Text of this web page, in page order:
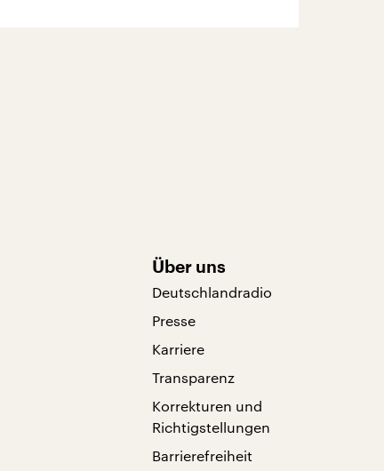
Über uns
Deutschlandradio
Presse
Karriere
Transparenz
Korrekturen und
Richtigstellungen
Barrierefreiheit